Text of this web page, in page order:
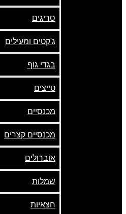
סריגים
ג'קטים ומעילים
בגדי גוף
טייצים
מכנסיים
מכנסיים קצרים
אוברולים
שמלות
חצאיות